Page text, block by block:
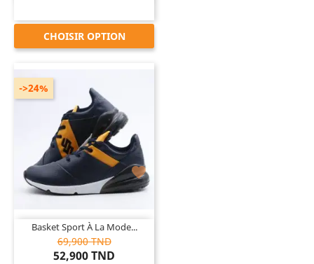
CHOISIR OPTION

Basket Sport À La Mode...
69,900 TND
52,900 TND
->24%